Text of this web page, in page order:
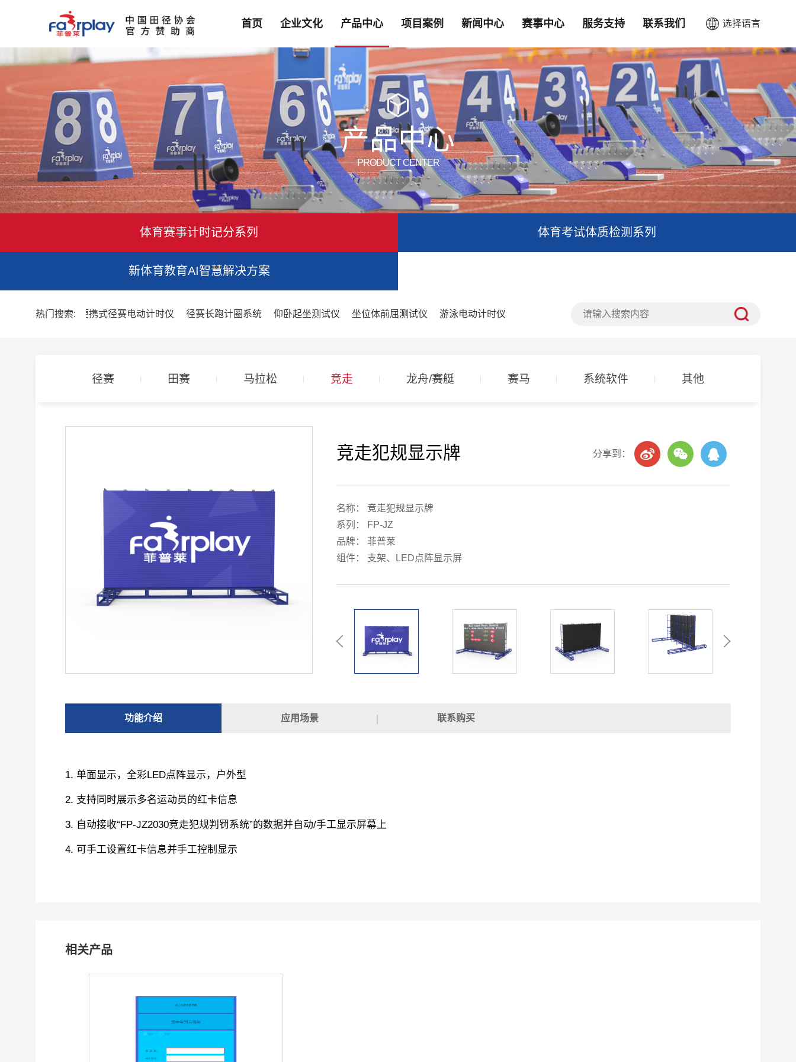
选择语言
CN
首页 企业文化 产品中心 项目案例 新闻中心 赛事中心 服务支持 联系我们
产品中心
PRODUCT CENTER
体育赛事计时记分系列 体育考试体质检测系列
新体育教育AI智慧解决方案
热门搜索:
彩色无线便携式径赛电动计时仪 径赛长跑计圈系统 仰卧起坐测试仪 坐位体前屈测试仪 游泳电动计时仪
径赛 田赛 马拉松 竞走 龙舟/赛艇 赛马 系统软件 其他
竞走犯规显示牌 分享到：
名称： 竞走犯规显示牌
系列： FP-JZ
品牌： 菲普莱
组件： 支架、LED点阵显示屏
功能介绍 应用场景 联系购买
1. 单面显示，全彩LED点阵显示，户外型
2. 支持同时展示多名运动员的红卡信息
3. 自动接收“FP-JZ2030竞走犯规判罚系统”的数据并自动/手工显示屏幕上
4. 可手工设置红卡信息并手工控制显示
相关产品